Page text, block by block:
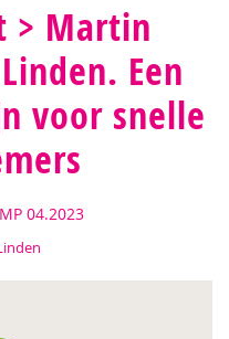
> Martin
Een
voor snelle
04.2023